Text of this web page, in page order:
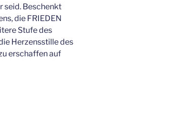
seid. Beschenkt
die FRIEDEN
Stufe des
Herzensstille des
erschaffen auf